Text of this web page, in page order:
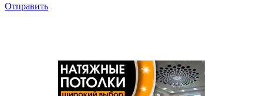
Отправить